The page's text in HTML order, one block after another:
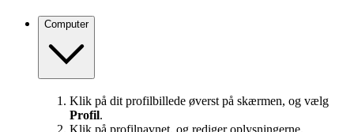
Computer
Klik på dit profilbillede øverst på skærmen, og vælg
Profil.
Klik på profilnavnet, og rediger oplysningerne.